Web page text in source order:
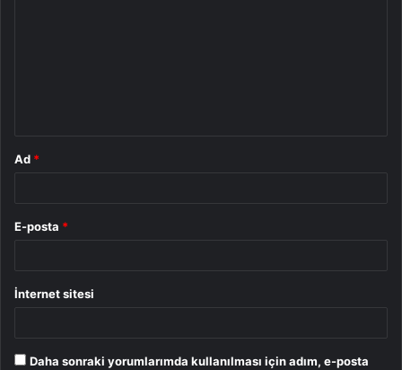
Ad *
E-posta *
İnternet sitesi
Daha sonraki yorumlarımda kullanılması için adım, e-posta